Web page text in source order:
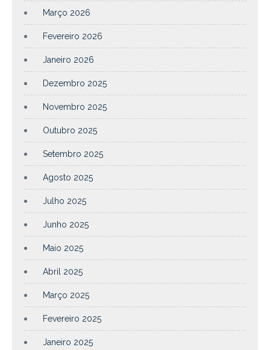
Março 2026
Fevereiro 2026
Janeiro 2026
Dezembro 2025
Novembro 2025
Outubro 2025
Setembro 2025
Agosto 2025
Julho 2025
Junho 2025
Maio 2025
Abril 2025
Março 2025
Fevereiro 2025
Janeiro 2025